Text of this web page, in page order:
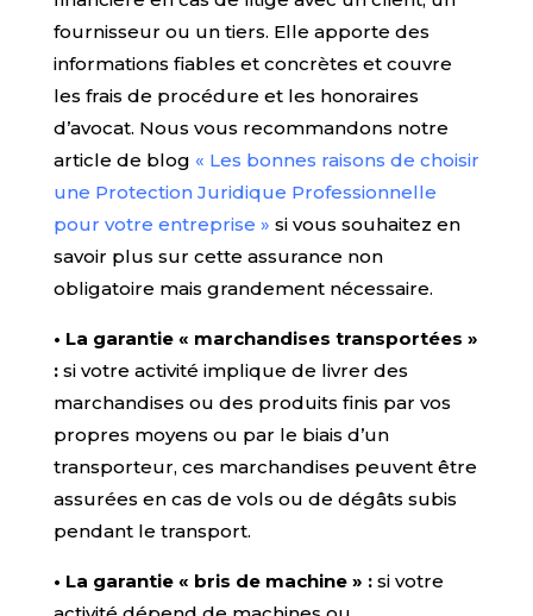
fournisseur ou un tiers. Elle apporte des
informations fiables et concrètes et couvre
les frais de procédure et les honoraires
d’avocat. Nous vous recommandons notre
article de blog « Les bonnes raisons de choisir
une Protection Juridique Professionnelle
pour votre entreprise » si vous souhaitez en
savoir plus sur cette assurance non
obligatoire mais grandement nécessaire.
• La garantie « marchandises transportées »
:si votre activité implique de livrer des
marchandises ou des produits finis par vos
propres moyens ou par le biais d’un
transporteur, ces marchandises peuvent être
assurées en cas de vols ou de dégâts subis
pendant le transport.
• La garantie « bris de machine » :si votre